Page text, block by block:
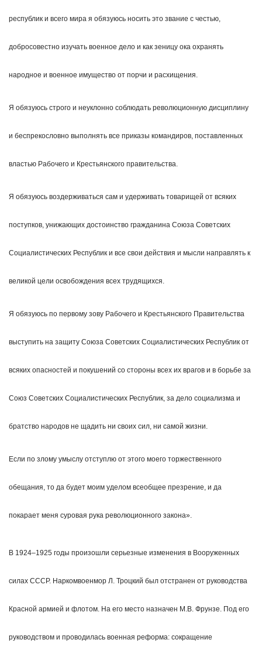
республик и всего мира я обязуюсь носить это звание с честью,
добросовестно изучать военное дело и как зеницу ока охранять
народное и военное имущество от порчи и расхищения.
Я обязуюсь строго и неуклонно соблюдать революционную дисциплину
и беспрекословно выполнять все приказы командиров, поставленных
властью Рабочего и Крестьянского правительства.
Я обязуюсь воздерживаться сам и удерживать товарищей от всяких
поступков, унижающих достоинство гражданина Союза Советских
Социалистических Республик и все свои действия и мысли направлять к
великой цели освобождения всех трудящихся.
Я обязуюсь по первому зову Рабочего и Крестьянского Правительства
выступить на защиту Сою­за Советских Социалистических Республик от
всяких опасностей и покушений со стороны всех их врагов и в борьбе за
Союз Советских Социалистических Республик, за дело социализма и
братство народов не щадить ни своих сил, ни самой жизни.
Если по злому умыслу отступлю от этого моего торжественного
обещания, то да будет моим уделом всеобщее презрение, и да
покарает меня суровая рука революционного закона».
В 1924–1925 годы произошли серьезные изменения в Вооруженных
силах СССР. Наркомвоенмор Л. Троцкий был отстранен от руководства
Красной армией и флотом. На его место назначен М.В. Фрунзе. Под его
руководством и проводилась военная реформа: сокращение